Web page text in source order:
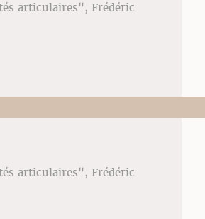
articulaires", Frédéric
articulaires", Frédéric